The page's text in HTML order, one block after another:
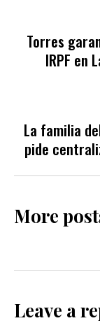
Torres
IRPF en
La familia
pide
More
Leave a